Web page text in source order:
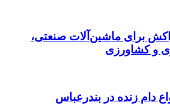
برای ماشین‌آلات صنعتی،
و کشاورزی
دام زنده در بندرعباس